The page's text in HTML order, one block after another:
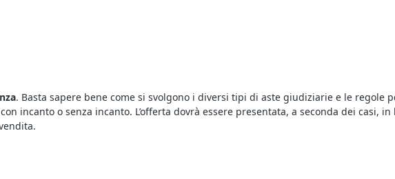
. Basta sapere bene come si svolgono i diversi tipi di aste giudiziarie e le regole
incanto o senza incanto. L’offerta dovrà essere presentata, a seconda dei casi,